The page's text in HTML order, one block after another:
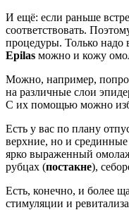
И ещё: если раньше
соответствовать.
процедуры. Только надо
Epilas можно и кожу
Можно, например,
на различные слои
С их помощью можно
Есть у вас по плану
верхние, но и
ярко выраженный
рубцах (постакне),
Есть, конечно, и более
стимуляции и